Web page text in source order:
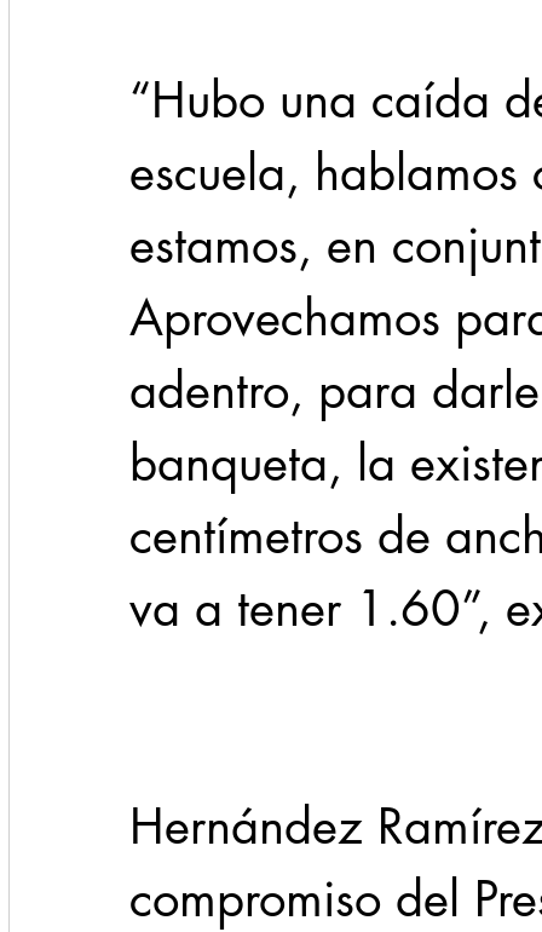
“Hubo una caída
escuela,
estamos, en
Aprovechamos
adentro, para
banqueta, la
centímetros de
va a tener 1.60”,
Hernández
compromiso del